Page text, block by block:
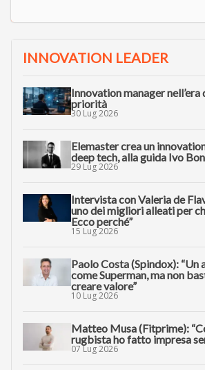
INNOVATION LEADER
Innovation manager nell’era
priorità
30 Lug 2026
Elemaster crea un
deep tech, alla guida Ivo
29 Lug 2026
Intervista con Valeria de
uno dei migliori alleati per
Ecco perché”
15 Lug 2026
Paolo Costa (Spindox): “Un
come Superman, ma non
creare valore”
10 Lug 2026
Matteo Musa (Fitprime):
rugbista ho fatto impresa
07 Lug 2026